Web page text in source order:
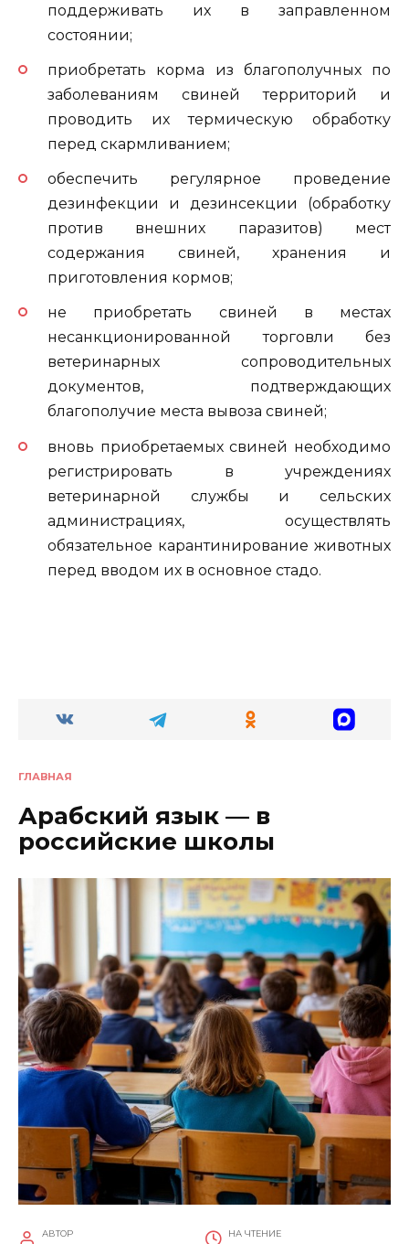
поддерживать их в заправленном
состоянии;
приобретать корма из благополучных по
заболеваниям свиней территорий и
проводить их термическую обработку
перед скармливанием;
обеспечить регулярное проведение
дезинфекции и дезинсекции (обработку
против внешних паразитов) мест
содержания свиней, хранения и
приготовления кормов;
не приобретать свиней в местах
несанкционированной торговли без
ветеринарных сопроводительных
документов, подтверждающих
благополучие места вывоза свиней;
вновь приобретаемых свиней необходимо
регистрировать в учреждениях
ветеринарной службы и сельских
администрациях, осуществлять
обязательное карантинирование животных
перед вводом их в основное стадо.
ГЛАВНАЯ
Арабский язык — в
российские школы
АВТОР НА ЧТЕНИЕ